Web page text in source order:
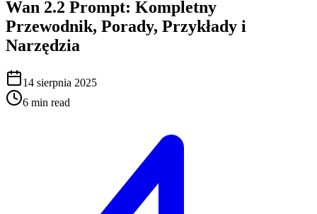
Wan 2.2 Prompt: Kompletny
Przewodnik, Porady, Przykłady i
Narzędzia
14 sierpnia 2025
6 min read